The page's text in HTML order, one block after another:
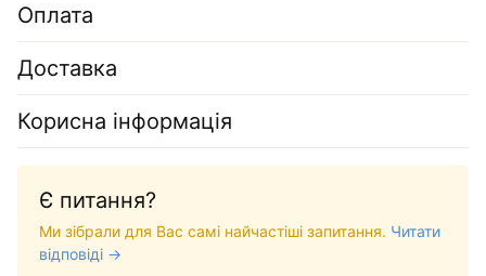
Оплата
Доставка
Корисна інформація
Є питання?
Ми зібрали для Вас самі найчастіші запитання. Читати
відповіді →